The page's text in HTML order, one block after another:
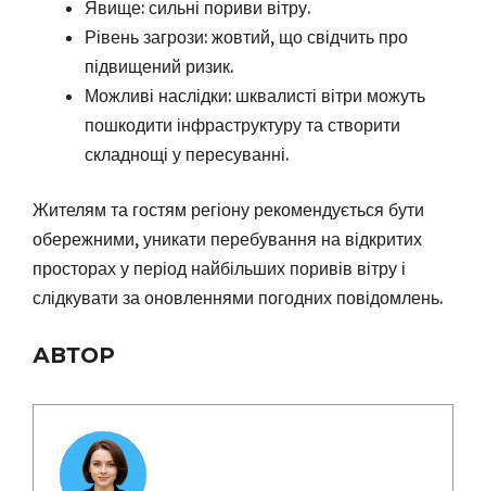
Явище: сильні пориви вітру.
Рівень загрози: жовтий, що свідчить про
підвищений ризик.
Можливі наслідки: шквалисті вітри можуть
пошкодити інфраструктуру та створити
складнощі у пересуванні.
Жителям та гостям регіону рекомендується бути
обережними, уникати перебування на відкритих
просторах у період найбільших поривів вітру і
слідкувати за оновленнями погодних повідомлень.
АВТОР